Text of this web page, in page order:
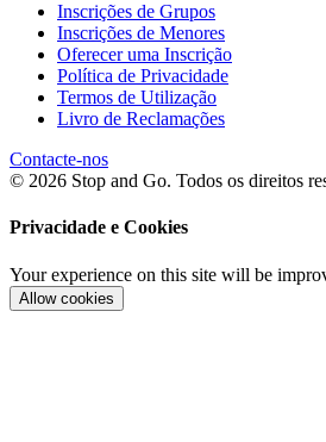
Inscrições de Grupos
Inscrições de Menores
Oferecer uma Inscrição
Política de Privacidade
Termos de Utilização
Livro de Reclamações
Contacte-nos
© 2026 Stop and Go. Todos os direitos
Privacidade e Cookies
Your experience on this site will be
Allow cookies